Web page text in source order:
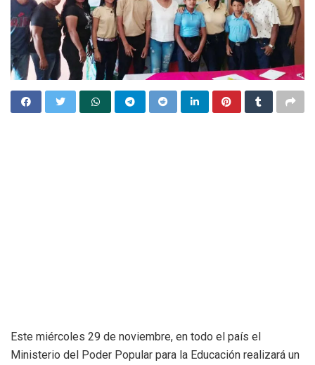
Este miércoles 29 de noviembre, en todo el país el
Ministerio del Poder Popular para la Educación realizará un